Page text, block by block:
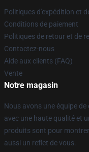
Politiques d'expédition et
Conditions de paiement
Politiques de retour et de
Contactez-nous
Aide aux clients (FAQ)
Vente
Notre magasin
Nous avons une équipe
avec une haute qualité et
produits sont pour
aussi un reflet de vous.